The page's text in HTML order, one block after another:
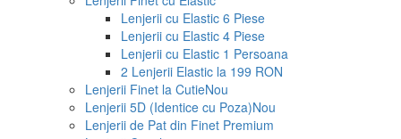
Lenjerii cu Elastic 6 Piese
Lenjerii cu Elastic 4 Piese
Lenjerii cu Elastic 1 Persoana
2 Lenjerii Elastic la 199 RON
Lenjerii Finet la CutieNou
Lenjerii 5D (Identice cu Poza)Nou
Lenjerii de Pat din Finet Premium